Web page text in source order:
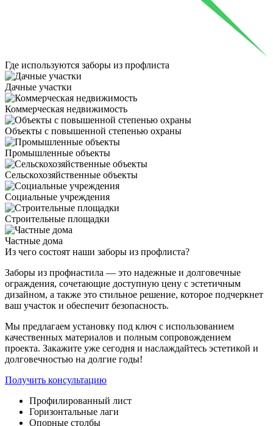
Где используются заборы из профлиста
Дачные участки
Коммерческая недвижимость
Объекты с повышенной степенью охраны
Промышленные объекты
Сельскохозяйственные объекты
Социальные учреждения
Строительные площадки
Частные дома
Из чего состоят наши заборы из профлиста?
Заборы из профнастила — это надежные и долговечные
ограждения, сочетающие доступную цену с эстетичным
дизайном, а также это стильное решение, которое подчеркнет
ваш участок и обеспечит безопасность.
Мы предлагаем установку под ключ с использованием
качественных материалов и полным сопровождением
проекта. Закажите уже сегодня и наслаждайтесь эстетикой и
долговечностью на долгие годы!
Получить консультацию
Профилированный лист
Горизонтальные лаги
Опорные столбы